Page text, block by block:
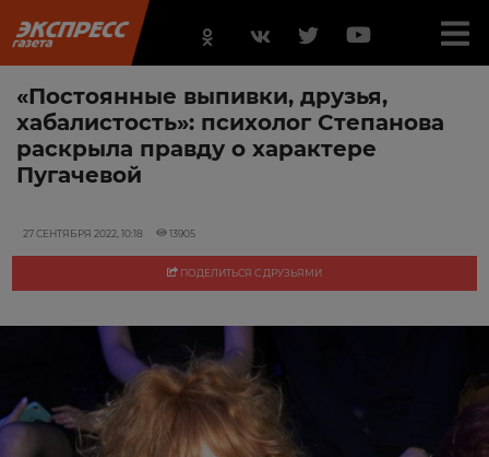
«Постоянные выпивки, друзья,
хабалистость»: психолог Степанова
раскрыла правду о характере
Пугачевой
27 СЕНТЯБРЯ 2022, 10:18 13905
ПОДЕЛИТЬСЯ С ДРУЗЬЯМИ